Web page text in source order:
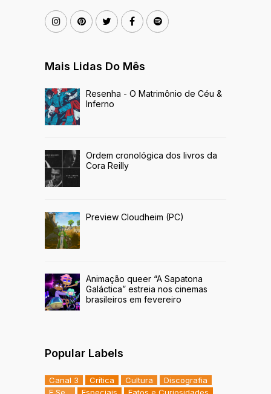
Mais Lidas Do Mês
Resenha - O Matrimônio de Céu &
Inferno
Ordem cronológica dos livros da
Cora Reilly
Preview Cloudheim (PC)
Animação queer “A Sapatona
Galáctica” estreia nos cinemas
brasileiros em fevereiro
Popular Labels
Canal 3 Crítica Cultura
Discografia